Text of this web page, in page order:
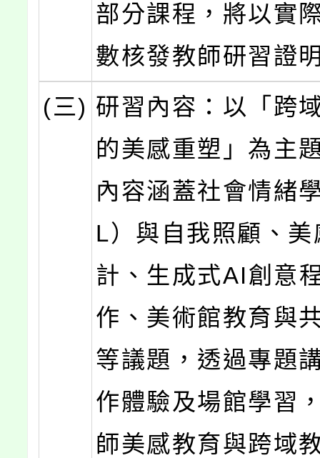
部分課程，將以實
數核發教師研習證
(三) 研習內容：以「跨
的美感重塑」為主
內容涵蓋社會情緒
L）與自我照顧、
計、生成式AI創意
作、美術館教育與
等議題，透過專題
作體驗及場館學習
師美感教育與跨域